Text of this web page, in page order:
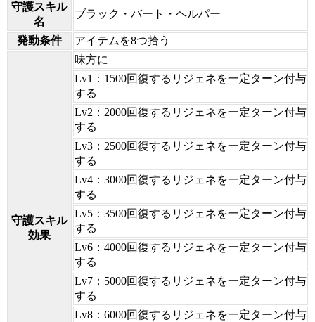
守護スキル
名
ブラック・バート・ヘルパー
発動条件 アイテムを8つ拾う
守護スキル
効果
味方に
Lv1：1500回復するリジェネを一定ターン付与
する
Lv2：2000回復するリジェネを一定ターン付与
する
Lv3：2500回復するリジェネを一定ターン付与
する
Lv4：3000回復するリジェネを一定ターン付与
する
Lv5：3500回復するリジェネを一定ターン付与
する
Lv6：4000回復するリジェネを一定ターン付与
する
Lv7：5000回復するリジェネを一定ターン付与
する
Lv8：6000回復するリジェネを一定ターン付与